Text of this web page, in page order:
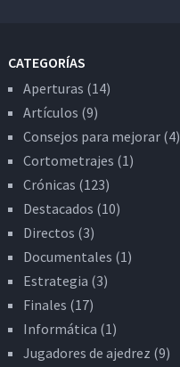
CATEGORÍAS
Aperturas (14)
Artículos (9)
Consejos para mejorar(4)
Cortometrajes (1)
Crónicas (123)
Destacados (10)
Directos (3)
Documentales (1)
Estrategia (3)
Finales (17)
Informática (1)
Jugadores de ajedrez (9)